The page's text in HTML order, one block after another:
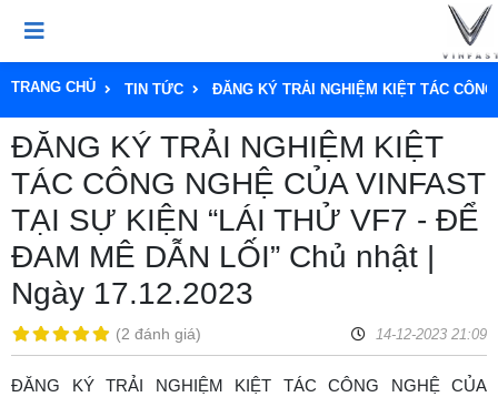
TRANG CHỦ TIN TỨC ĐĂNG KÝ TRẢI NGHIỆM KIỆT TÁC
ĐĂNG KÝ TRẢI NGHIỆM KIỆT
TÁC CÔNG NGHỆ CỦA VINFAST
TẠI SỰ KIỆN “LÁI THỬ VF7 - ĐỂ
ĐAM MÊ DẪN LỐI” Chủ nhật |
Ngày 17.12.2023
(2 đánh giá) 14-12-2023 21:09
ĐĂNG KÝ TRẢI NGHIỆM KIỆT TÁC CÔNG NGHỆ CỦA